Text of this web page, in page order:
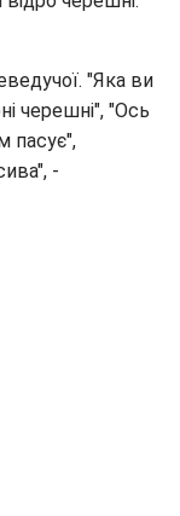
"Яка ви
черешні", "Ось
пасує",
-